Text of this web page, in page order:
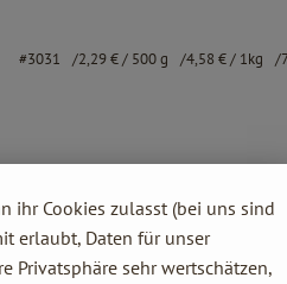
#3031 2,29 €/ 500 g 4,58 €/ 1kg
ihr Cookies zulasst (bei uns sind
erlaubt, Daten für unser
Privatsphäre sehr wertschätzen,